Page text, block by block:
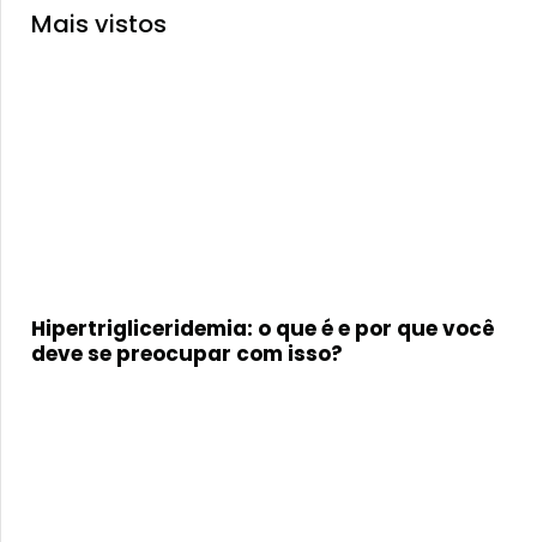
Mais vistos
Hipertrigliceridemia: o que é e por que você
deve se preocupar com isso?